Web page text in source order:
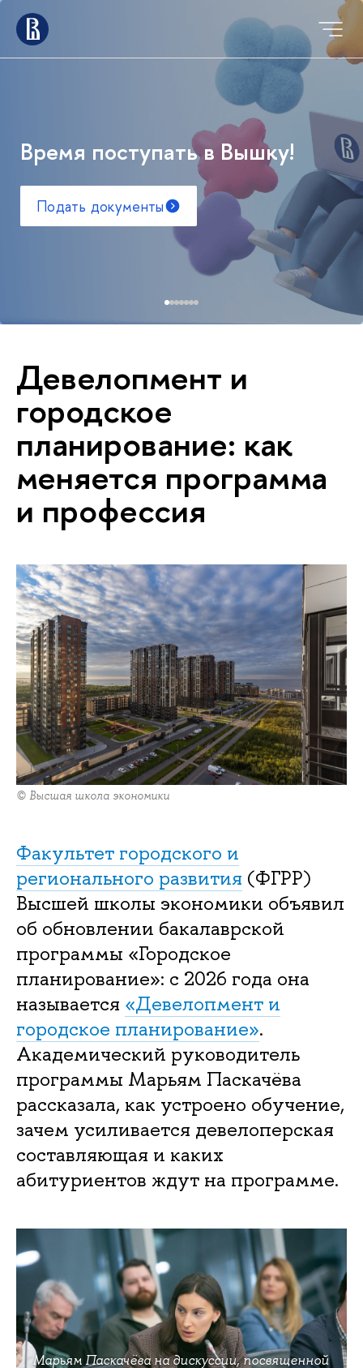
Время поступать в Вышку!
Подать документы
Девелопмент и
городское
планирование: как
меняется программа
и профессия
© Высшая школа экономики
Факультет городского и
регионального развития (ФГРР)
Высшей школы экономики объявил
об обновлении бакалаврской
программы «Городское
планирование»: с 2026 года она
называется «Девелопмент и
городское планирование».
Академический руководитель
программы Марьям Паскачёва
рассказала, как устроено обучение,
зачем усиливается девелоперская
составляющая и каких
абитуриентов ждут на программе.
Марьям Паскачёва на дискуссии, посвященной